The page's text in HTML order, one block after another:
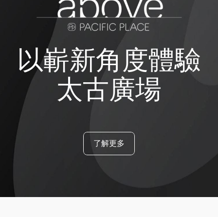
以嶄新角度體驗
太古廣場
了解更多